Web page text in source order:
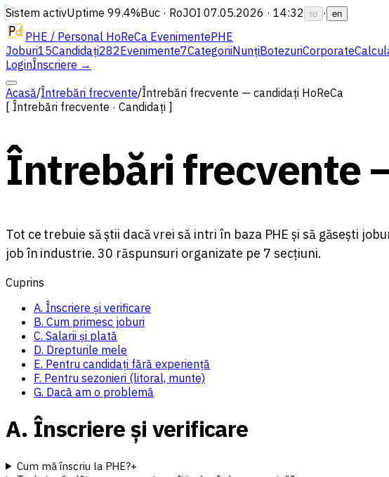
Sistem activUptime 99.4%Buc · RoJOI 07.05.2026 · 14:32 ro · en
PHE / Personal HoReCa EvenimentePHE
Joburi15Candidați282Evenimente7CategoriiNunțiBotezuriCorporate
LoginÎnscriere →
Acasă/Întrebări frecvente/Întrebări frecvente — candidați HoReCa
[ Întrebări frecvente · Candidați ]
Întrebări frecvente
Tot ce trebuie să știi dacă vrei să intri în baza PHE și să găsești
job în industrie. 30 răspunsuri organizate pe 7 secțiuni.
Cuprins
A. Înscriere și verificare
B. Cum primesc joburi
C. Salarii și plată
D. Drepturile mele
E. Pentru candidați fără experiență
F. Pentru sezonieri (litoral, munte)
G. Dacă am o problemă
A. Înscriere și verificare
Cum mă înscriu la PHE?+